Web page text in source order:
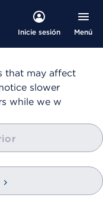
Inicie sesión Menú
that may affect
slower
while we w